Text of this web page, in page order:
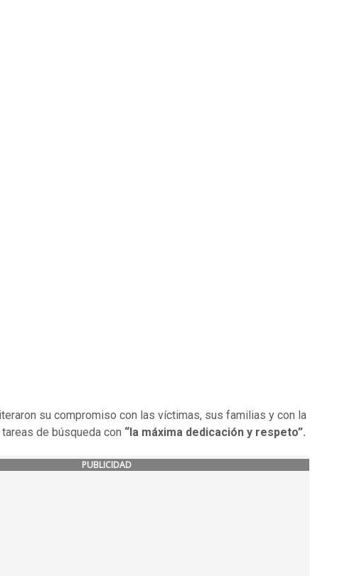
su compromiso con las víctimas, sus familias y con la
de búsqueda con “la máxima dedicación y respeto”.
PUBLICIDAD